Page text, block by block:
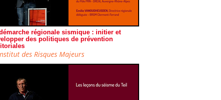
régionale sismique : initier et
des politiques de prévention
des Risques Majeurs